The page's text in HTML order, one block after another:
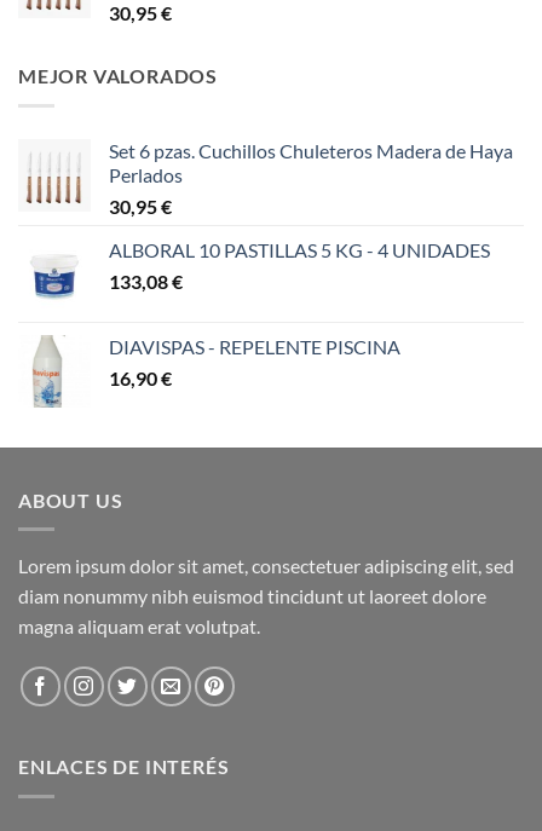
30,95€
MEJOR VALORADOS
Set 6 pzas. Cuchillos Chuleteros Madera de Haya
Perlados
30,95€
ALBORAL 10 PASTILLAS 5 KG - 4 UNIDADES
133,08€
DIAVISPAS - REPELENTE PISCINA
16,90€
ABOUT US
Lorem ipsum dolor sit amet, consectetuer adipiscing elit, sed
diam nonummy nibh euismod tincidunt ut laoreet dolore
magna aliquam erat volutpat.
ENLACES DE INTERÉS